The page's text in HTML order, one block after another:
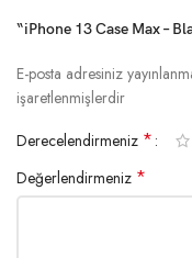
“iPhone 13 Case Max –
E-posta adresiniz
işaretlenmişlerdir
Derecelendirmeniz *
Değerlendirmeniz *